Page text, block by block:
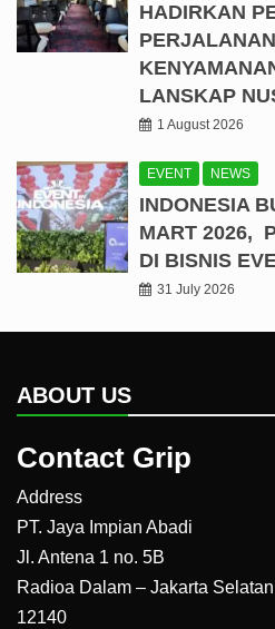
HADIRKAN
LANSKAP
1 August 2026
EVENT NEWS
INDONESIA
MART 2026,
DI BISNIS
31 July 2026
ABOUT US
Contact Grip
Address
PT. Jaya Impian Abadi
Jl. Antena 1 no. 5B
Radioa Dalam – Jakarta Selatan
12140